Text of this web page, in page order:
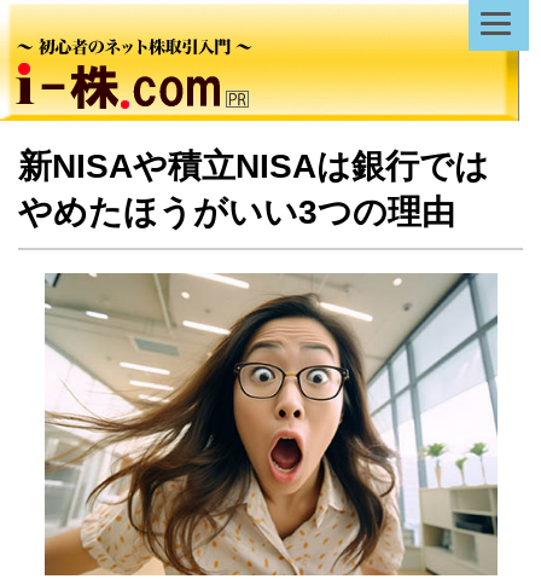
新NISAや積立NISAは銀行では
やめたほうがいい3つの理由